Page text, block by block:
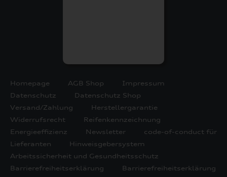
Homepage AGB Shop
Impressum
Datenschutz
Datenschutz Shop
Versand/Zahlung
Herstellergarantie
Widerrufsrecht
Reifenkennzeichnung
Energieeffizienz
Newsletter
code-of-conduct für
Lieferanten
Hinweisgebersystem
Arbeitssicherheit und Gesundheitsschutz
Barrierefreiheitserklärung
Barrierefreiheitserklärung